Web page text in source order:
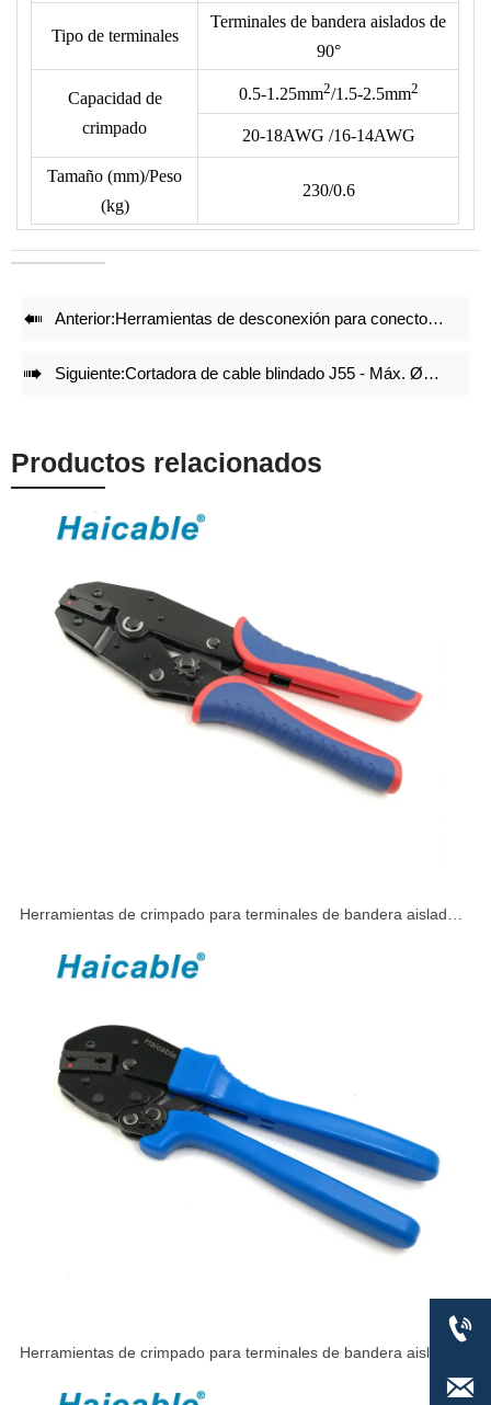
Tipo de terminales
Terminales de bandera aislados de
90°
Capacidad de
crimpado
0.5-1.25mm2/1.5-2.5mm2
20-18AWG /16-14AWG
Tamaño (mm)/Peso
(kg)
230/0.6
• El siguiente formato no incluye los terminales. Por favor,
verifique el tipo de terminal con nuestro dibujo de matrices.
• Reduce un 50% de energía al crimpar.
• Juegos de matrices de crimpado precisos y bloqueo integral
crimpado de alta calidad después de crimpar repetidamente.
• Ajuste preciso antes de la entrega de fábrica.
crimpado.
 Anterior:Herramientas de desconexión para conectores de paneles solares MC4
 Siguiente:Cortadora de cable blindado J55 - Máx. Ø55 mm Cu/Al
Productos relacionados
Herramientas de crimpado para terminales de bandera aislados
Herramientas de crimpado para terminales de bandera aislados

